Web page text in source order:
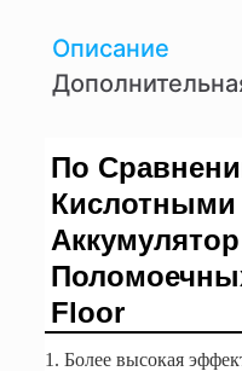
Описание
По
Кислотными
Floor
1. Более высокая